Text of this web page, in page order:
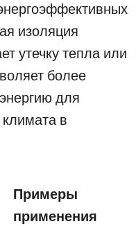
изоляция
утечку тепла или
более
для
в
Примеры
применения